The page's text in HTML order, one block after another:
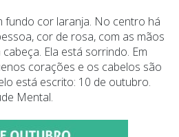
fundo cor laranja. No centro há
cor de rosa, com as mãos
Ela está sorrindo. Em
corações e os cabelos são
está escrito: 10 de outubro.
Mental.